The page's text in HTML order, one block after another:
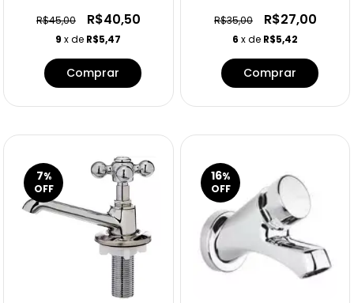
R$45,00 R$40,50
9 x de R$5,47
R$35,00 R$27,00
6 x de R$5,42
7%
OFF
16%
OFF